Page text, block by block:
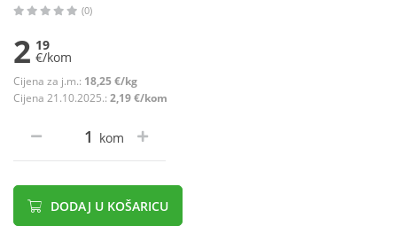
(0)
2 19
€/kom
Cijena za j.m.: 18,25 €/kg
Cijena 21.10.2025.: 2,19 €/kom
kom
DODAJ U KOŠARICU